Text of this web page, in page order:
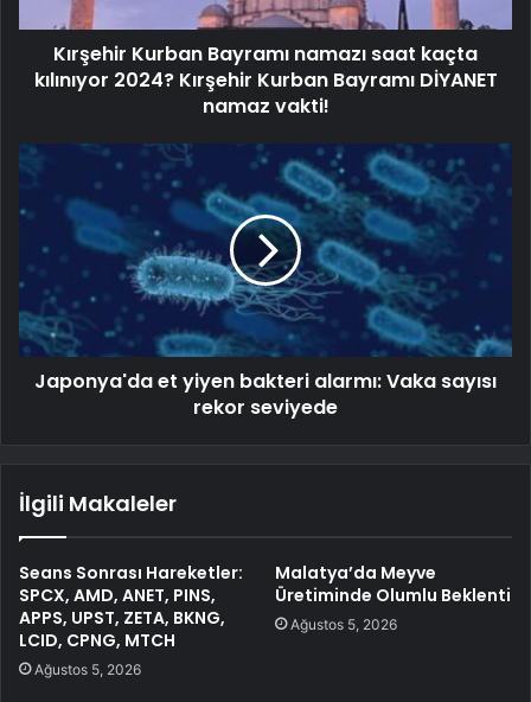
Kırşehir Kurban Bayramı namazı saat kaçta
kılınıyor 2024? Kırşehir Kurban Bayramı DİYANET
namaz vakti!
Japonya'da et yiyen bakteri alarmı: Vaka sayısı
rekor seviyede
İlgili Makaleler
Seans Sonrası Hareketler:
SPCX, AMD, ANET, PINS,
APPS, UPST, ZETA, BKNG,
LCID, CPNG, MTCH
Ağustos 5, 2026
Malatya’da Meyve
Üretiminde Olumlu Beklenti
Ağustos 5, 2026